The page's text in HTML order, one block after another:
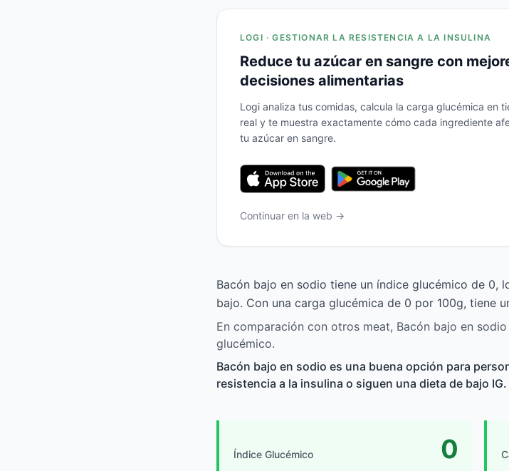
LOGI · GESTIONAR LA RESISTENCIA A LA INSULINA
Reduce tu azúcar en sangre con
decisiones alimentarias
Logi analiza tus comidas, calcula la carga glucémica en
real y te muestra exactamente cómo cada ingrediente
tu azúcar en sangre.
Continuar en la web →
Bacón bajo en sodio tiene un índice glucémico de 0,
bajo. Con una carga glucémica de 0 por 100g, tiene
En comparación con otros meat, Bacón bajo en
glucémico.
Bacón bajo en sodio es una buena opción para
resistencia a la insulina o siguen una dieta de bajo IG.
Índice Glucémico 0